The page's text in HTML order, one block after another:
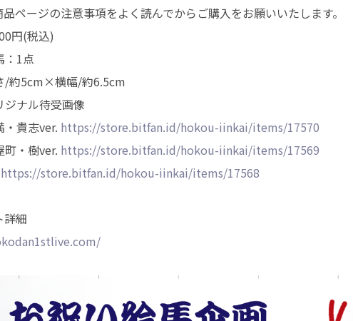
ページの注意事項をよく読んでからご購入をお願いいたします。
円(税込)
：1点
/約5cm×横幅/約6.5cm
ジナル待受画像
・貴志ver. https://store.bitfan.id/hokou-iinkai/items/17570
町・樹ver. https://store.bitfan.id/hokou-iinkai/items/17569
https://store.bitfan.id/hokou-iinkai/items/17568
詳細